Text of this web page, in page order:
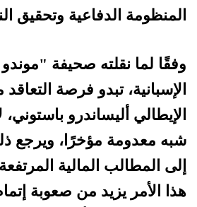
المنظومة الدفاعية وتحقيق
وفقًا لما نقلته صحيفة "موندو
الإسبانية، تبدو فرصة
الإيطالي أليساندرو باستوني،
شبه معدومة مؤخرًا، ويرجع
إلى المطالب المالية
هذا الأمر يزيد من صعوبة